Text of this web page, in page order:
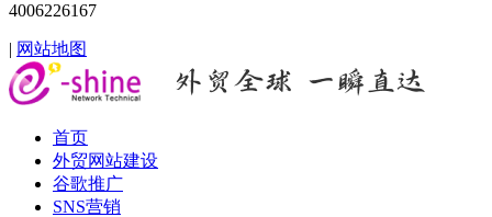
4006226167
| 网站地图
首页
外贸网站建设
谷歌推广
SNS营销